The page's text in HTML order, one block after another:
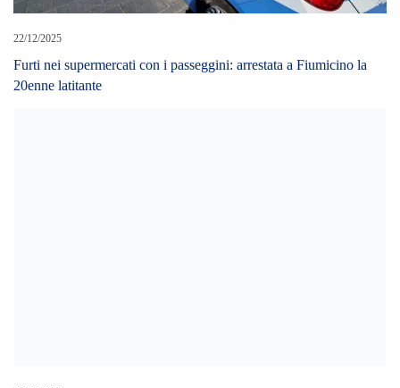
22/12/2025
Furti nei supermercati con i passeggini: arrestata a Fiumicino la
20enne latitante